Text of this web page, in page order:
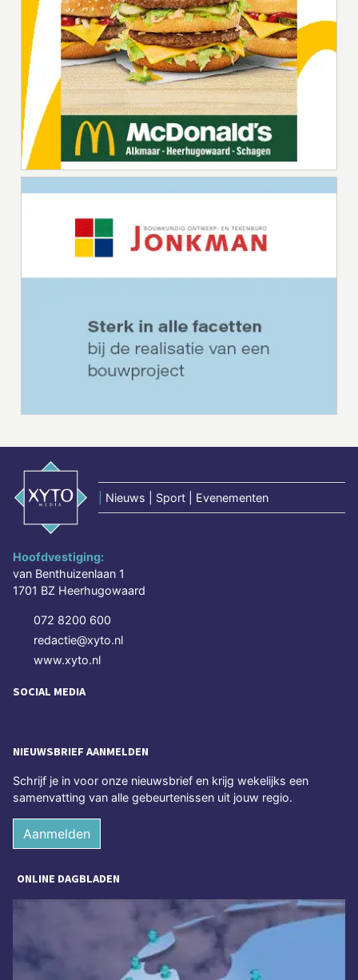
Nieuws | Sport | Evenementen
Hoofdvestiging:
van Benthuizenlaan 1
1701 BZ Heerhugowaard
072 8200 600
redactie@xyto.nl
www.xyto.nl
SOCIAL MEDIA
NIEUWSBRIEF AANMELDEN
Schrijf je in voor onze nieuwsbrief en krijg wekelijks een
samenvatting van alle gebeurtenissen uit jouw regio.
Aanmelden
ONLINE DAGBLADEN